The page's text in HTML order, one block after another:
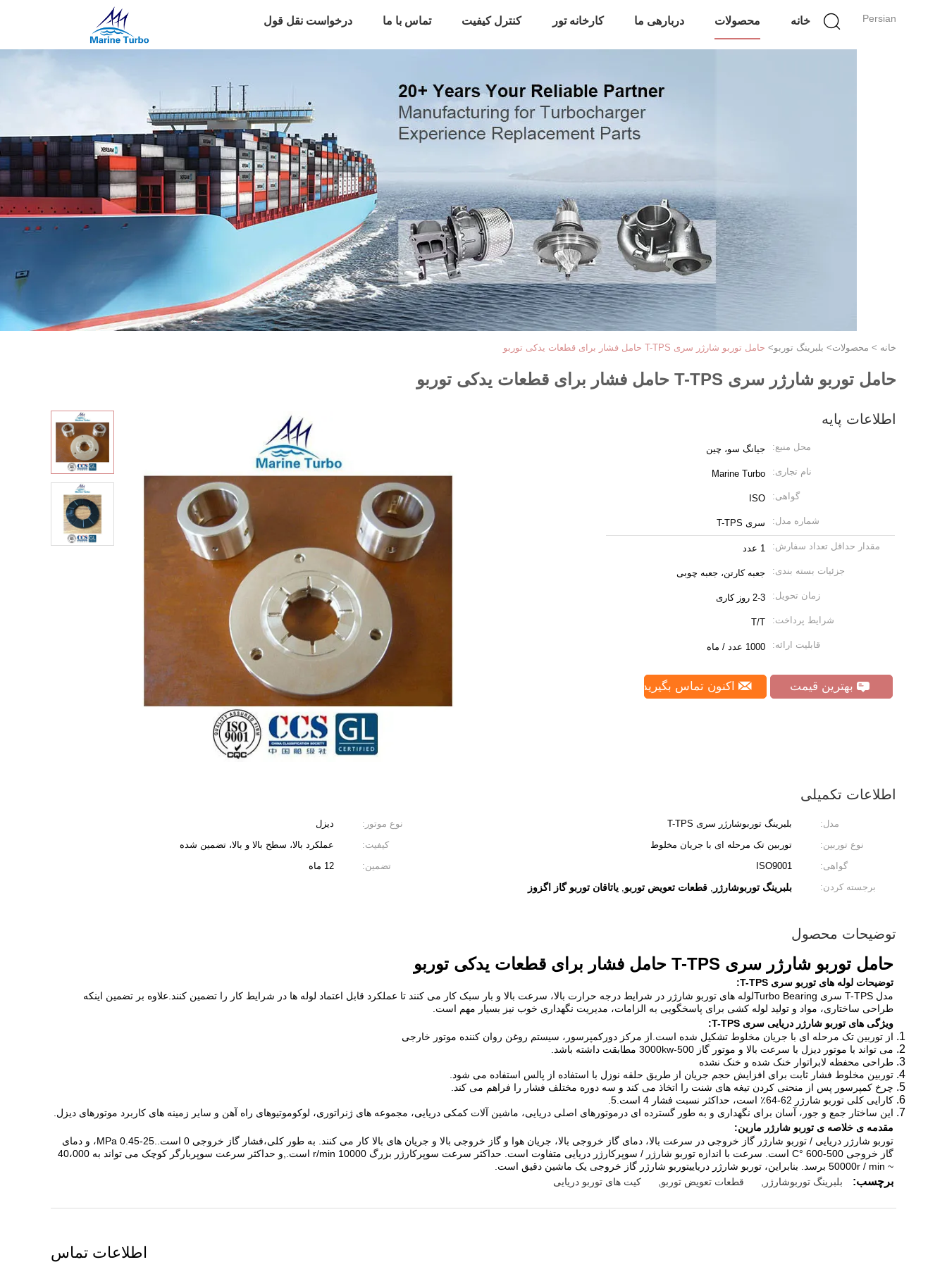
Persian خانه محصولات دربارهی ما کارخانه تور کنترل کیفیت تماس با ما درخواست نقل قول
خانه > محصولات> بلبرینگ توربو> حامل توربو شارژر سری T-TPS حامل فشار برای قطعات یدکی توربو
حامل توربو شارژر سری T-TPS حامل فشار برای قطعات یدکی توربو
اطلاعات پایه
محل منبع: جیانگ سو، چین
نام تجاری: Marine Turbo
گواهی: ISO
شماره مدل: سری T-TPS
مقدار حداقل تعداد سفارش: 1 عدد
جزئیات بسته بندی: جعبه کارتن، جعبه چوبی
زمان تحویل: 2-3 روز کاری
شرایط پرداخت: T/T
قابلیت ارائه: 1000 عدد / ماه
بهترین قیمت اکنون تماس بگیرید
اطلاعات تکمیلی
مدل: بلبرینگ توربوشارژر سری T-TPS نوع موتور:
دیزل
نوع توربین:
توربین تک مرحله ای با جریان مخلوط کیفیت:
عملکرد بالا، سطح بالا و بالا، تضمین شده
گواهی:
ISO9001 تضمین:
12 ماه
برجسته کردن:
بلبرینگ توربوشارژر , قطعات تعویض توربو, یاتاقان توربو گاز اگزوز
توضیحات محصول
حامل توربو شارژر سری T-TPS حامل فشار برای قطعات یدکی توربو
توضیحات لوله های توربو سری T-TPS:
مدل T-TPS سری Turbo Bearing
لوله های توربو شارژر در شرایط درجه حرارت بالا، سرعت بالا و بار سبک کار می کنند تا عملکرد قابل اعتماد لوله ها در شرایط کار را تضمین کنند.علاوه بر تضمین اینکه
طراحی ساختاری، مواد و تولید لوله کشی برای پاسخگویی به الزامات، مدیریت نگهداری خوب نیز بسیار مهم است.
ویژگی های توربو شارژر دریایی سری T-TPS:
از توربین تک مرحله ای با جریان مخلوط تشکیل شده است. از مرکز دور کمپرسور، سیستم روغن روان کننده موتور خارجی
می تواند با موتور دیزل با سرعت بالا و موتور گاز 500-3000kw مطابقت داشته باشد.
طراحی محفظه لابراتوار خنک شده و خنک نشده
توربین مخلوط فشار ثابت برای افزایش حجم جریان از طریق حلقه نوزل با استفاده از پالس استفاده می شود.
چرخ کمپرسور پس از منحنی کردن تیغه های شنت را اتخاذ می کند و سه دوره مختلف فشار را فراهم می کند.
کارایی کلی توربو شارژر 62-64٪ است، حداکثر نسبت فشار 4 است.5.
این ساختار جمع و جور، آسان برای نگهداری و به طور گسترده ای در موتورهای اصلی دریایی، ماشین آلات کمکی دریایی، مجموعه های ژنراتوری، لوکوموتیوهای راه آهن و سایر زمینه های کاربرد موتورهای دیزل
مقدمه ی خلاصه ی توربو شارژر مارین:
توربو شارژر دریایی / توربو شارژر گاز خروجی در سرعت بالا، دمای گاز خروجی بالا، جریان هوا و گاز خروجی بالا و جریان های بالا کار می کنند. به طور کلی،فشار گاز خروجی 0 است..25-0.45 MPa، و دمای
گاز خروجی 500-600 °C است. سرعت با اندازه توربو شارژر / سوپرکارژر دریایی متفاوت است. حداکثر سرعت سوپرکارژر بزرگ 10000 r/min است.,و حداکثر سرعت سوپربارگر کوچک می تواند به 40،000
~ 50000r / min برسد. بنابراین، توربو شارژر دریایی
توربو شارژر گاز خروجی یک ماشین دقیق است.
برچسب: بلبرینگ توربوشارژر قطعات تعویض توربو کیت های توربو دریایی
اطلاعات تماس